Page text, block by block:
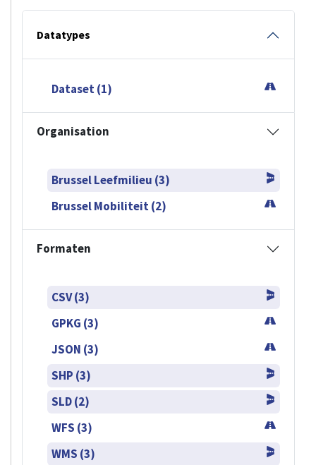
Datatypes
Dataset (1)
Organisation
Brussel Leefmilieu (3)
Brussel Mobiliteit (2)
Formaten
CSV (3)
GPKG (3)
JSON (3)
SHP (3)
SLD (2)
WFS (3)
WMS (3)